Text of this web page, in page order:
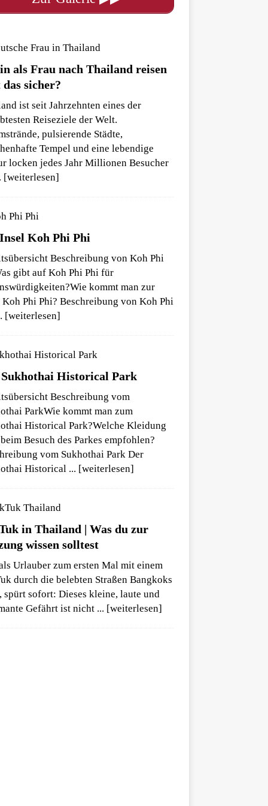
als Frau nach Thailand reisen
das sicher?
ist seit Jahrzehnten eines der
Reiseziele der Welt.
pulsierende Städte,
Tempel und eine lebendige
locken jedes Jahr Millionen Besucher
[weiterlesen]
Koh Phi Phi
Beschreibung von Koh Phi
gibt auf Koh Phi Phi für
kommt man zur
Phi Phi? Beschreibung von Koh Phi
[weiterlesen]
Historical Park
Beschreibung vom
ParkWie kommt man zum
Historical Park?Welche Kleidung
Besuch des Parkes empfohlen?
vom Sukhothai Park Der
Historical ... [weiterlesen]
in Thailand | Was du zur
wissen solltest
Urlauber zum ersten Mal mit einem
durch die belebten Straßen Bangkoks
spürt sofort: Dieses kleine, laute und
Gefährt ist nicht ... [weiterlesen]